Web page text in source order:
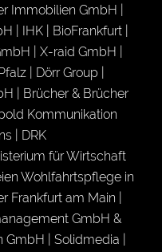
Immobilien GmbH |
| IHK | BioFrankfurt |
| X-raid GmbH |
| Dörr Group |
| Brücher & Brücher
Kommunikation
| DRK
für Wirtschaft
Wohlfahrtspflege in
Frankfurt am Main |
GmbH &
| Solidmedia |